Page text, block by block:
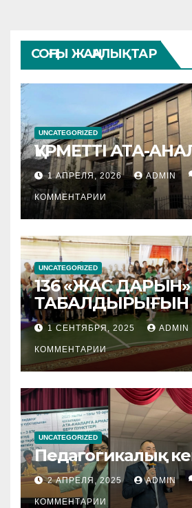
СОҢҒЫ ЖАҢАЛЫҚТАР
UNCATEGORIZED
ҚҰРМЕТТІ АТА-
1 АПРЕЛЯ, 2026 ADMIN
КОММЕНТАРИИ
UNCATEGORIZED
136 «ЖАС
ТАБАЛДЫРЫҒЫН
1 СЕНТЯБРЯ, 2025 ADMIN
КОММЕНТАРИИ
UNCATEGORIZED
Педагогикалық
2 АПРЕЛЯ, 2025 ADMIN
КОММЕНТАРИИ